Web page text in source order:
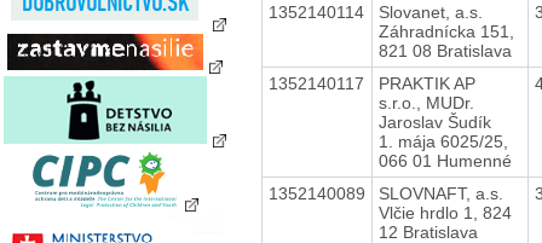
1352140114
Slovanet, a.s.
Záhradnícka 151,
821 08 Bratislava
1352140117
PRAKTIK AP
s.r.o., MUDr.
Jaroslav Šudík
1. mája 6025/25,
066 01 Humenné
1352140089
SLOVNAFT, a.s.
Vlčie hrdlo 1, 824
12 Bratislava